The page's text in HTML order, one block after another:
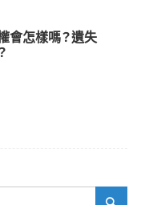
會怎樣嗎？遺失